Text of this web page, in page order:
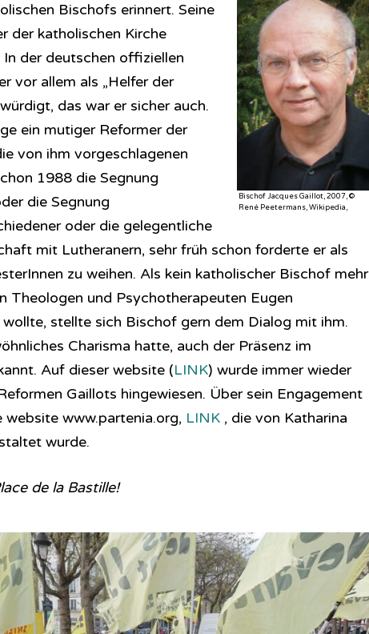
Bischof Jacques Gaillot, 2007, ©
René Peetermans, Wikipedia,
Bischofs erinnert. Seine
der katholischen Kirche
der deutschen offiziellen
vor allem als „Helfer der
das war er sicher auch.
ein mutiger Reformer der
von ihm vorgeschlagenen
1988 die Segnung
die Segnung
oder die gelegentliche
mit Lutheranern, sehr früh schon forderte er als
zu weihen. Als kein katholischer Bischof mehr
Theologen und Psychotherapeuten Eugen
wollte, stellte sich Bischof gern dem Dialog mit ihm.
Charisma hatte, auch der Präsenz im
Auf dieser website (LINK) wurde immer wieder
Gaillots hingewiesen. Über sein Engagement
www.partenia.org, LINK, die von Katharina
wurde.
de la Bastille!